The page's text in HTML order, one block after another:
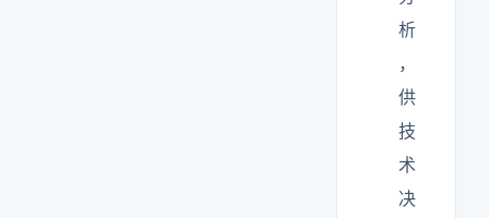
析
，
供
技
术
决